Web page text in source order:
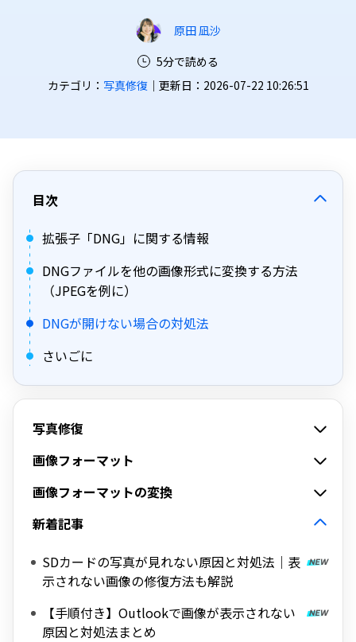
原田 凪沙
5分で読める
カテゴリ： 写真修復｜更新日：2026-07-22 10:26:51
目次
拡張子「DNG」に関する情報
DNGファイルを他の画像形式に変換する方法
（JPEGを例に）
DNGが開けない場合の対処法
さいごに
写真修復
画像フォーマット
画像フォーマットの変換
新着記事
SDカードの写真が見れない原因と対処法｜表
示されない画像の修復方法も解説
【手順付き】Outlookで画像が表示されない
原因と対処法まとめ